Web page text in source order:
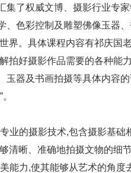
集了权威文博、摄影行业专
、色彩控制及雕塑佛像玉器
界。具体课程内容有祁庆国
拍好摄影作品需要的各种能
玉器及书画拍摄等具体内容
业的摄影技术,包含摄影基础
清晰、准确地拍摄文物的细
能力,使其能够从艺术的角度